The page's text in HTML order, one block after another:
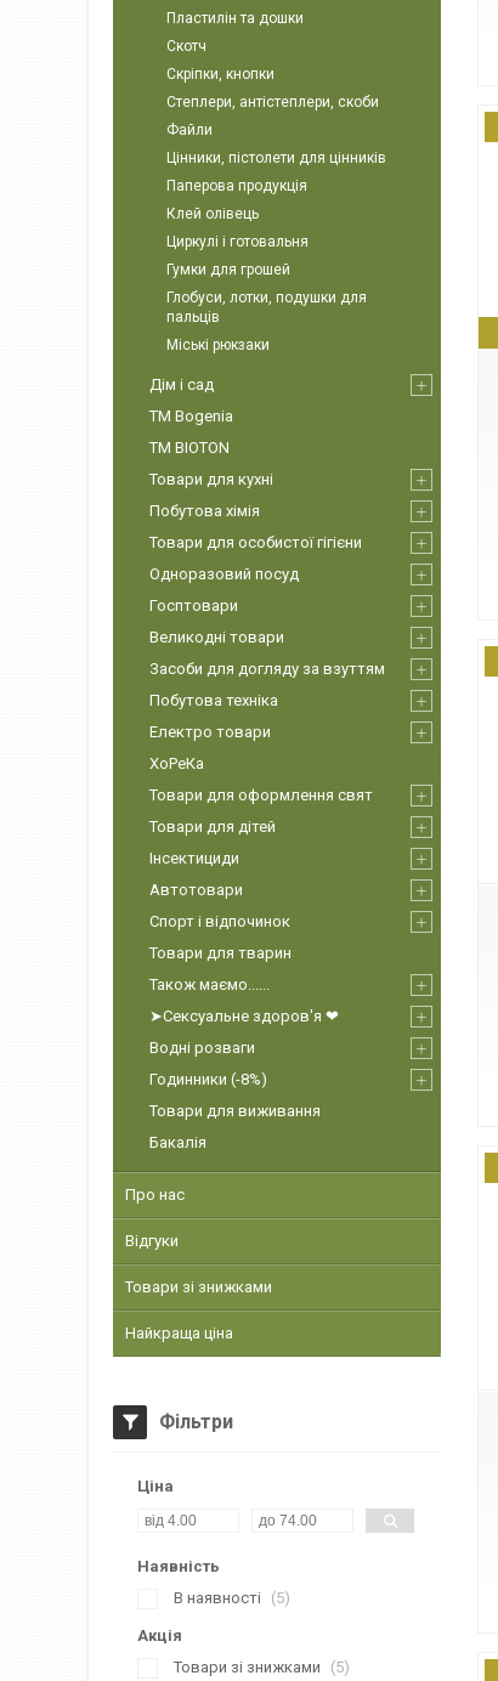
89596
6932918903149
89601
Пластилін та дошки
Скотч
Скріпки, кнопки
Степлери, антістеплери, скоби
Файли
Цінники, пістолети для цінників
Паперова продукція
Клей олівець
Циркулі і готовальня
Гумки для грошей
Глобуси, лотки, подушки для
пальців
Міські рюкзаки
Дім і сад
ТМ Bogenia
ТМ BIOTON
Товари для кухні
Побутова хімія
Товари для особистої гігієни
Одноразовий посуд
Госптовари
Великодні товари
Засоби для догляду за взуттям
Побутова техніка
Електро товари
ХоРеКа
Товари для оформлення свят
Товари для дітей
Інсектициди
Автотовари
Спорт і відпочинок
Товари для тварин
Також маємо......
➤Сексуальне здоров'я ❤
Водні розваги
Годинники (-8%)
Товари для виживання
Бакалія
Про нас
Відгуки
Товари зі знижками
Найкраща ціна
Фільтри
Ціна
Наявність
В наявності
5
Акція
Товари зі знижками
5